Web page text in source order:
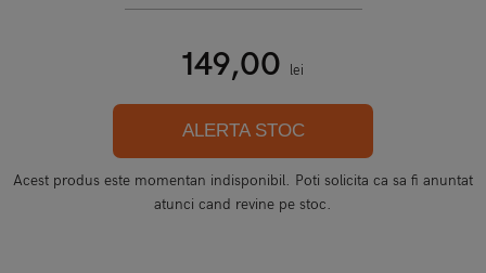
149,00 lei
ALERTA STOC
Acest produs este momentan indisponibil. Poti solicita ca sa fi anuntat
atunci cand revine pe stoc.